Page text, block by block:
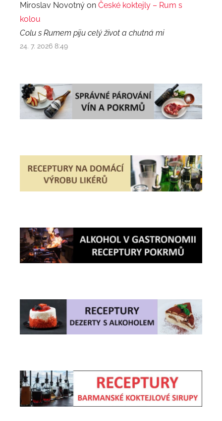
Miroslav Novotný on České koktejly – Rum s
kolou
Colu s Rumem piju celý život a chutná mi
24. 7. 2026 8:49